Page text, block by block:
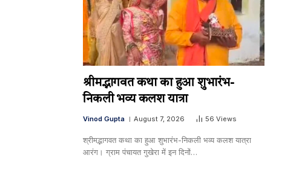
श्रीमद्भागवत कथा का हुआ शुभारंभ-
निकली भव्य कलश यात्रा
Vinod Gupta August 7, 2026 56 Views
श्रीमद्भागवत कथा का हुआ शुभारंभ-निकली भव्य कलश यात्रा
आरंग। ग्राम पंचायत गुखेरा में इन दिनों…